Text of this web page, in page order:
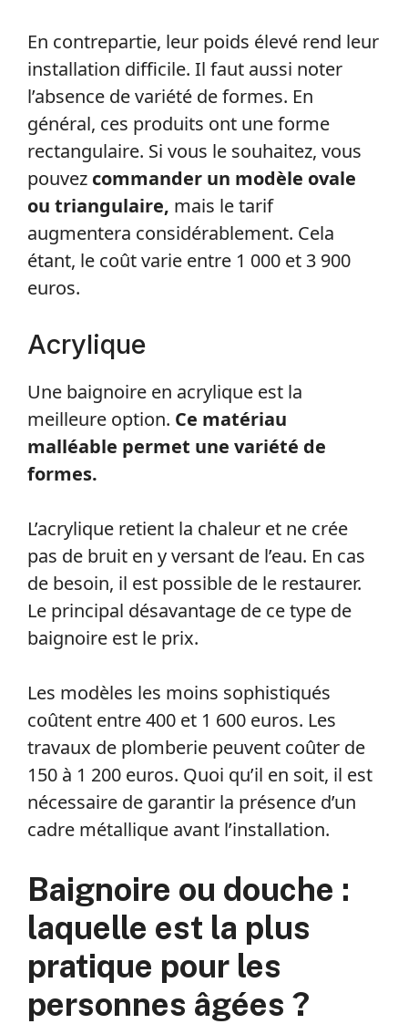
En contrepartie, leur poids élevé rend leur
installation difficile. Il faut aussi noter
l’absence de variété de formes. En
général, ces produits ont une forme
rectangulaire. Si vous le souhaitez, vous
pouvez commander un modèle ovale
ou triangulaire, mais le tarif
augmentera considérablement. Cela
étant, le coût varie entre 1 000 et 3 900
euros.
Acrylique
Une baignoire en acrylique est la
meilleure option. Ce matériau
malléable permet une variété de
formes.
L’acrylique retient la chaleur et ne crée
pas de bruit en y versant de l’eau. En cas
de besoin, il est possible de le restaurer.
Le principal désavantage de ce type de
baignoire est le prix.
Les modèles les moins sophistiqués
coûtent entre 400 et 1 600 euros. Les
travaux de plomberie peuvent coûter de
150 à 1 200 euros. Quoi qu’il en soit, il est
nécessaire de garantir la présence d’un
cadre métallique avant l’installation.
Baignoire ou douche :
laquelle est la plus
pratique pour les
personnes âgées ?